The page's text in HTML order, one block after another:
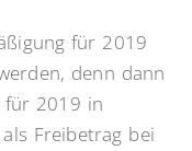
für 2019
denn dann
für 2019 in
Freibetrag bei